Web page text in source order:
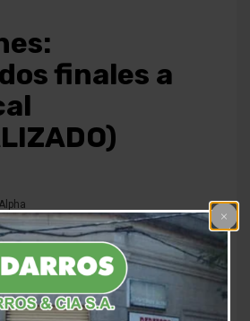
finales a
ingeniero Alberto Gelené de
se impuso contra la fórmula de
y Consenso Federal. Antes de la